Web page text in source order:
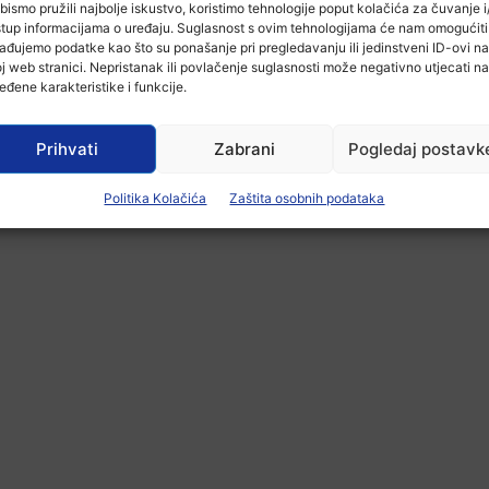
pružili najbolje iskustvo, koristimo tehnologije poput kolačića za čuvanje
informacijama o uređaju. Suglasnost s ovim tehnologijama će nam
podatke kao što su ponašanje pri pregledavanju ili jedinstveni ID-ovi na
web stranici. Nepristanak ili povlačenje suglasnosti može negativno utjecati na
karakteristike i funkcije.
Prihvati Zabrani Pogledaj
Politika Kolačića Zaštita osobnih podataka